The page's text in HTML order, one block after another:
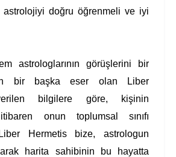
astrolojiyi doğru öğrenmeli ve iyi
astrologlarının görüşlerini bir
bir başka eser olan Liber
bilgilere
göre, kişinin
onun toplumsal sınıfı
Hermetis bize, astrologun
harita sahibinin bu hayatta